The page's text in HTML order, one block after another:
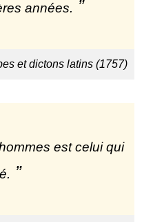
années.
et dictons latins (1757)
est celui qui